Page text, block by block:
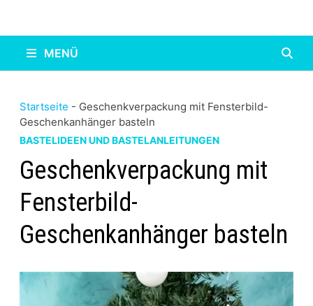
MENÜ
Startseite - Geschenkverpackung mit Fensterbild-
Geschenkanhänger basteln
BASTELIDEEN UND BASTELANLEITUNGEN
Geschenkverpackung mit
Fensterbild-
Geschenkanhänger basteln